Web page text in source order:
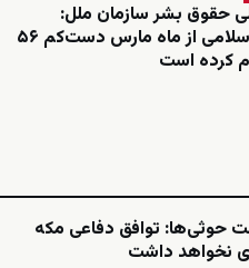
حقوق بشر سازمان ملل:
جمهوری اسلامی از ماه مارس دست‌کم ۵۶
کرده است
حوثی‌ها: توافق دفاعی مکه
نخواهد داشت